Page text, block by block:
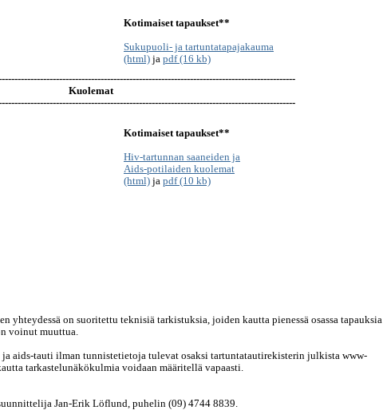
Kotimaiset tapaukset**
Sukupuoli- ja tartuntatapajakauma
(html) ja pdf (16 kb)
Kuolemat
Kotimaiset tapaukset**
Hiv-tartunnan saaneiden ja
Aids-potilaiden kuolemat
(html) ja pdf (10 kb)
yhteydessä on suoritettu teknisiä tarkistuksia, joiden kautta pienessä osassa tapauksia
voinut muuttua.
ja aids-tauti ilman tunnistetietoja tulevat osaksi tartuntatautirekisterin julkista www-
tarkastelunäkökulmia voidaan määritellä vapaasti.
Jan-Erik Löflund, puhelin (09) 4744 8839.